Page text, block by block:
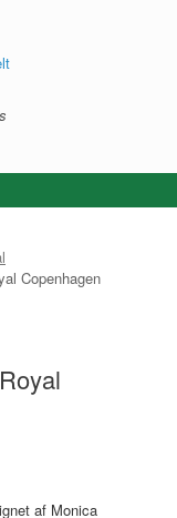
Copenhagen
af Monica